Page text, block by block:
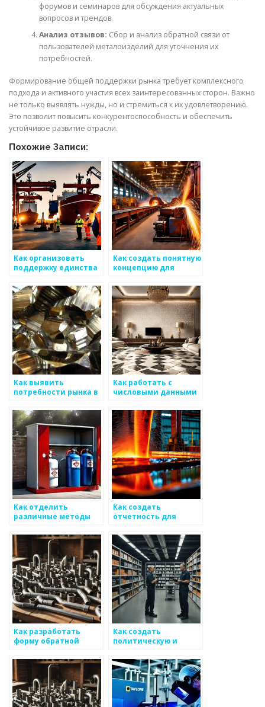
форумов и семинаров для обсуждения актуальных
вопросов и трендов.
Анализ отзывов: Сбор и анализ обратной связи от
пользователей металоизделий для уточнения их
потребностей.
Формирование общей поддержки рынка требует комплексного
подхода и активного участия всех заинтересованных сторон. Важно
не только выявлять нужды, но и стремиться к их удовлетворению.
Это позволит повысить конкурентоспособность и обеспечить
устойчивое развитие отрасли.
Похожие Записи:
Как организовать
поддержку единства
команд по
производству
металоизделий
Как создать понятную
концепцию для
сторон на рынке
металоизделий
Как выявить
потребности рынка в
Как работать с
числовыми данными
металоизделий
Как отделить
различные методы
повышения сборов в
сфере
металоизделий
Как создать
отчетность для
продукции на основе
металоизделий
Как разработать
форму обратной
покупателей
металоизделий
Как создать
политическую и
формирования
отрасли
металоизделий